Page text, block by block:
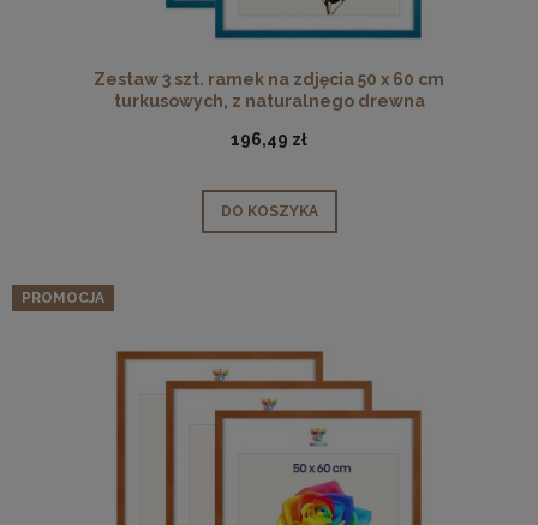
Zestaw 3 szt. ramek na zdjęcia 50 x 60 cm
turkusowych, z naturalnego drewna
196,49 zł
DO KOSZYKA
PROMOCJA